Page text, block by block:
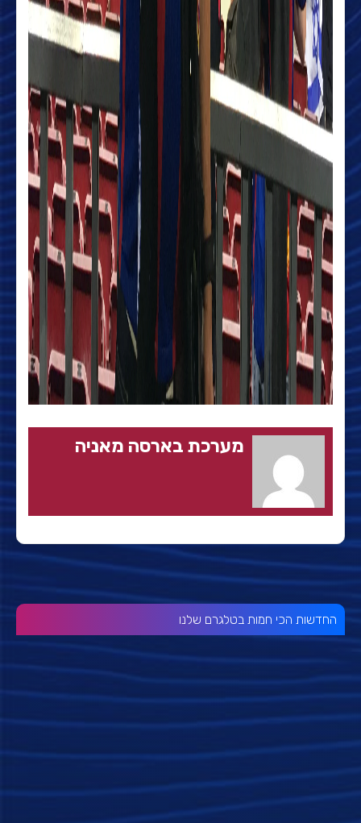
מערכת בארסה מאניה
החדשות הכי חמות בטלגרם שלנו